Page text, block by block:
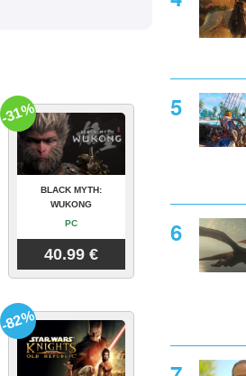
BLACK MYTH:
WUKONG
PC
40.99 €
-31%
-82%